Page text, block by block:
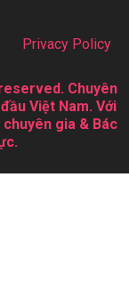
Privacy Policy
Chuyên
Việt Nam. Với
gia & Bác